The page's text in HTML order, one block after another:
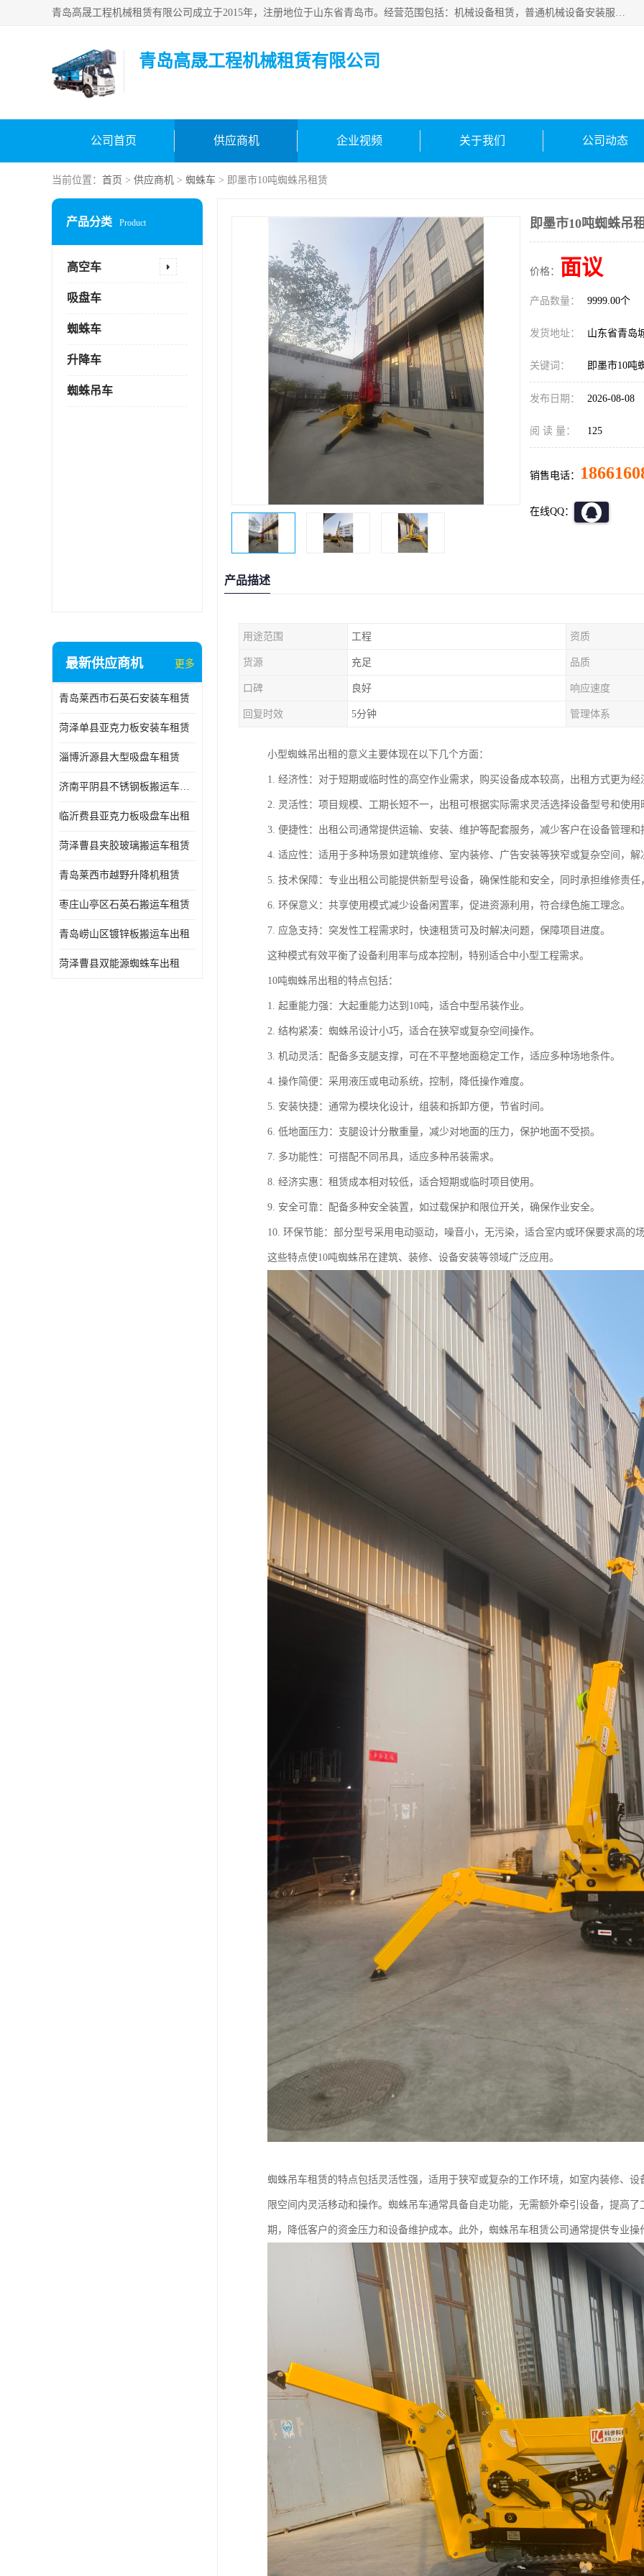
青岛高晟工程机械租赁有限公司成立于2015年，注册地位于山东省青岛市。经营范围包括：机械设备租赁，普通机械设备安装服务，电子、机械设备维护，专用设备修理，通用设备修理，机械设备销售，环境保护专用设备销售，建筑材料销售，专业保洁、清洗、消毒服务，劳动保护用品销售，信息技术咨询服务，汽车拖车、求援、清障服务，物业管理；工程管理服务，货物进出口，技术进出口，汽车销售，新能源汽车整车销售等。
青岛高晟工程机械租赁有限公司
公司首页 供应商机 企业视频 关于我们 公司动态
当前位置： 首页 > 供应商机 > 蜘蛛车 > 即墨市10吨蜘蛛吊租赁
产品分类 Product
高空车
吸盘车
蜘蛛车
升降车
蜘蛛吊车
最新供应商机 更多
青岛莱西市石英石安装车租赁
菏泽单县亚克力板安装车租赁
淄博沂源县大型吸盘车租赁
济南平阴县不锈钢板搬运车出租
临沂费县亚克力板吸盘车出租
菏泽曹县夹胶玻璃搬运车租赁
青岛莱西市越野升降机租赁
枣庄山亭区石英石搬运车租赁
青岛崂山区镀锌板搬运车出租
菏泽曹县双能源蜘蛛车出租
即墨市10吨蜘蛛吊
价格： 面议
产品数量： 9999.00个
发货地址： 山东省青岛
关键词： 即墨市10吨
发布日期： 2026-08-08
阅 读 量： 125
销售电话：
在线QQ：
产品描述
用途范围 工程 资质
货源 充足 品质
口碑 良好 响应速度
回复时效 5分钟 管理体系
小型蜘蛛吊出租的意义主要体现在以下几个方面：
1. 经济性：对于短期或临时性的高空作业需求，购买设备成本较高，出租方式更为
2. 灵活性：项目规模、工期长短不一，出租可根据实际需求灵活选择设备型号和使
3. 便捷性：出租公司通常提供运输、安装、维护等配套服务，减少客户在设备管理
4. 适应性：适用于多种场景如建筑维修、室内装修、广告安装等狭窄或复杂空间，
5. 技术保障：专业出租公司能提供新型号设备，确保性能和安全，同时承担维修责任
6. 环保意义：共享使用模式减少设备闲置率，促进资源利用，符合绿色施工理念。
7. 应急支持：突发性工程需求时，快速租赁可及时解决问题，保障项目进度。
这种模式有效平衡了设备利用率与成本控制，特别适合中小型工程需求。
10吨蜘蛛吊出租的特点包括：
1. 起重能力强：大起重能力达到10吨，适合中型吊装作业。
2. 结构紧凑：蜘蛛吊设计小巧，适合在狭窄或复杂空间操作。
3. 机动灵活：配备多支腿支撑，可在不平整地面稳定工作，适应多种场地条件。
4. 操作简便：采用液压或电动系统，控制，降低操作难度。
5. 安装快捷：通常为模块化设计，组装和拆卸方便，节省时间。
6. 低地面压力：支腿设计分散重量，减少对地面的压力，保护地面不受损。
7. 多功能性：可搭配不同吊具，适应多种吊装需求。
8. 经济实惠：租赁成本相对较低，适合短期或临时项目使用。
9. 安全可靠：配备多种安全装置，如过载保护和限位开关，确保作业安全。
10. 环保节能：部分型号采用电动驱动，噪音小，无污染，适合室内或环保要求高的
这些特点使10吨蜘蛛吊在建筑、装修、设备安装等领域广泛应用。
蜘蛛吊车租赁的特点包括灵活性强，适用于狭窄或复杂的工作环境，如室内装修、
限空间内灵活移动和操作。蜘蛛吊车通常具备自走功能，无需额外牵引设备，提高
期，降低客户的资金压力和设备维护成本。此外，蜘蛛吊车租赁公司通常提供专业